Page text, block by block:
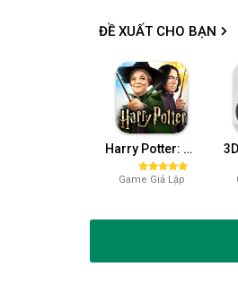
ĐỀ XUẤT CHO BẠN
Harry Potter: Hogwarts Mystery Mod APK (Mua Sắm) 5.9.3
Game Giả Lập